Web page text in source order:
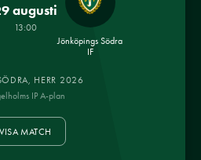
augusti
13:00
Jönköpings Södra
IF
HERR 2026
IP A-plan
VISA MATCH